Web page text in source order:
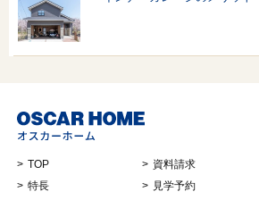
TOP
特長
資料請求
見学予約